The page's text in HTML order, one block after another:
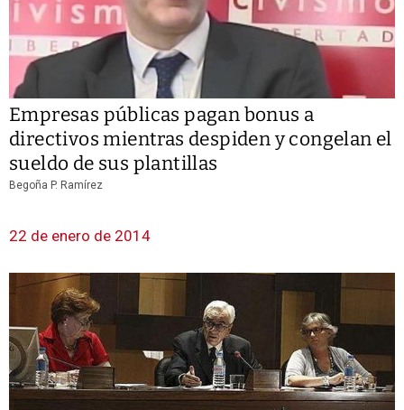
Empresas públicas pagan bonus a
directivos mientras despiden y congelan el
sueldo de sus plantillas
Begoña P. Ramírez
22 de enero de 2014